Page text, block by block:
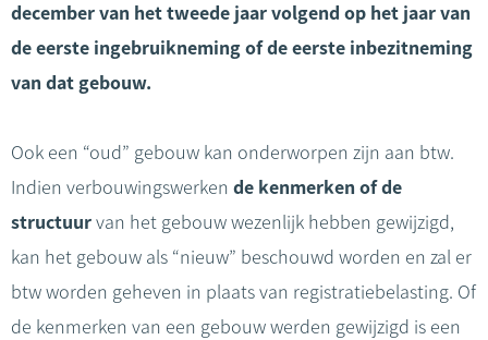
december van het tweede jaar volgend op het jaar van
de eerste ingebruikneming of de eerste inbezitneming
van dat gebouw.
Ook een “oud” gebouw kan onderworpen zijn aan btw.
Indien verbouwingswerken de kenmerken of de
structuurvan het gebouw wezenlijk hebben gewijzigd,
kan het gebouw als “nieuw” beschouwd worden en zal er
btw worden geheven in plaats van registratiebelasting. Of
de kenmerken van een gebouw werden gewijzigd is een